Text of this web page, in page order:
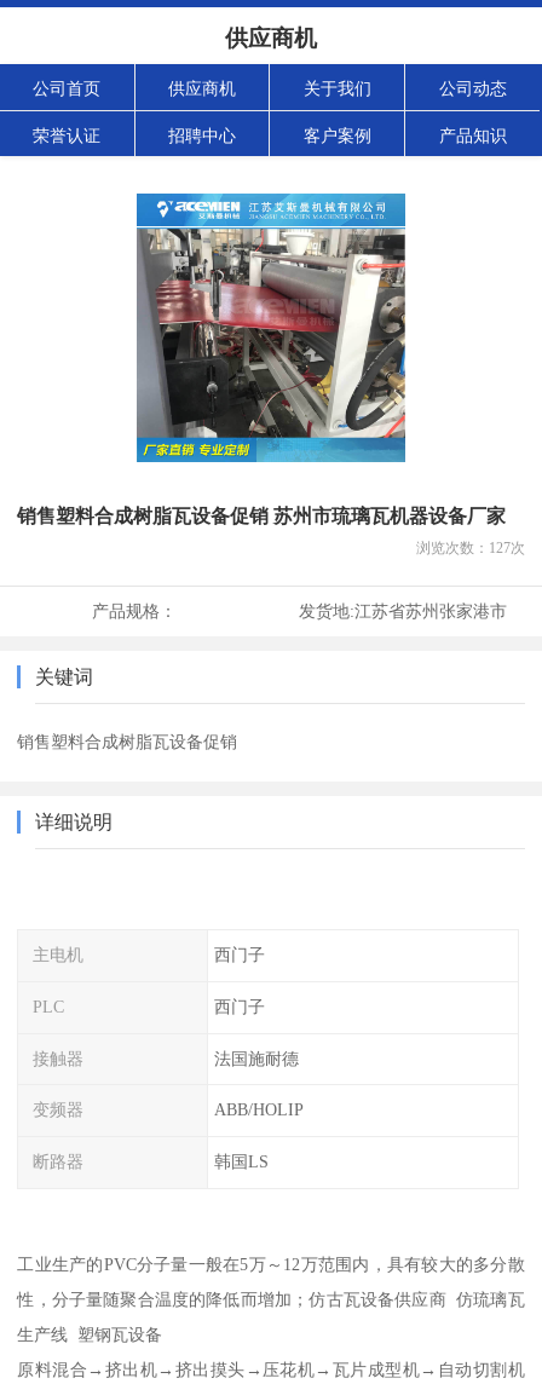
供应商机
公司首页 供应商机 关于我们 公司动态
荣誉认证 招聘中心 客户案例 产品知识
销售塑料合成树脂瓦设备促销 苏州市琉璃瓦机器设备厂家
浏览次数： 127次
产品规格： 发货地:江苏省苏州张家港市
关键词
销售塑料合成树脂瓦设备促销
详细说明
主电机 西门子
PLC 西门子
接触器 法国施耐德
变频器 ABB/HOLIP
断路器 韩国LS
工业生产的PVC分子量一般在5万～12万范围内，具有较大的多分散
性，分子量随聚合温度的降低而增加；仿古瓦设备供应商 仿琉璃瓦
生产线 塑钢瓦设备
原料混合→挤出机→挤出摸头→压花机→瓦片成型机→自动切割机